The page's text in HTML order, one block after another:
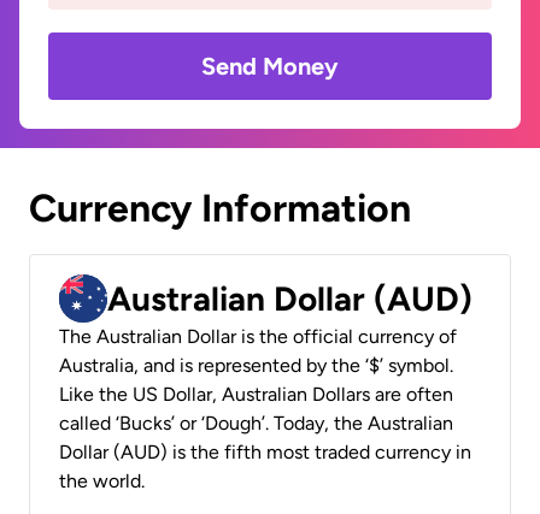
Send Money
Currency Information
Australian Dollar (AUD)
The Australian Dollar is the official currency of
Australia, and is represented by the ‘$’ symbol.
Like the US Dollar, Australian Dollars are often
called ‘Bucks’ or ‘Dough’. Today, the Australian
Dollar (AUD) is the fifth most traded currency in
the world.